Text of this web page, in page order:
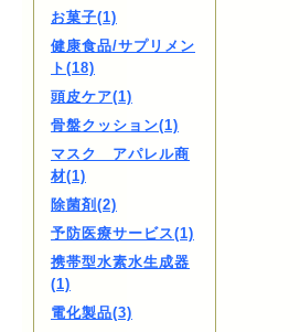
お菓子(1)
健康食品/サプリメン
ト(18)
頭皮ケア(1)
骨盤クッション(1)
マスク アパレル商
材(1)
除菌剤(2)
予防医療サービス(1)
携帯型水素水生成器
(1)
電化製品(3)